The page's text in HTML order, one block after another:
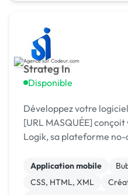
Strateg In
Disponible
Développez votre
[URL MASQUÉE]
Logik, sa plateforme no-
Application mobile
CSS, HTML, XML